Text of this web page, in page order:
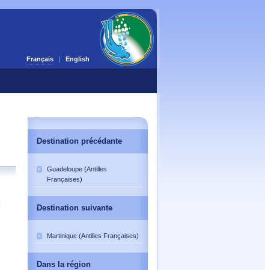
Français English
Destination précédante
Guadeloupe (Antilles
Françaises)
Destination suivante
Martinique (Antilles Françaises)
Dans la région